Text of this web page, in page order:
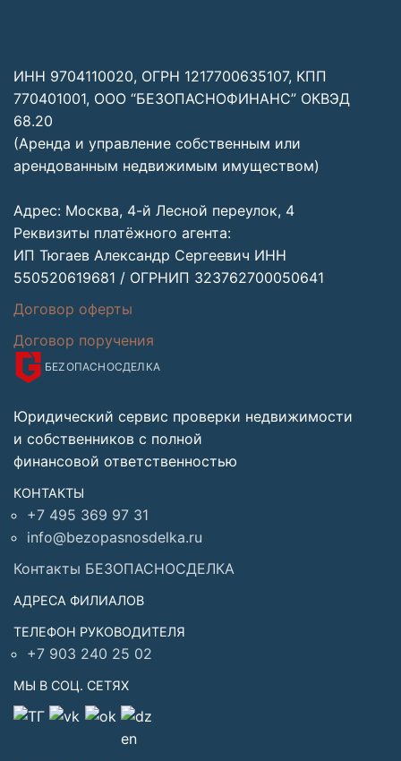
БЕZОПАСНОСДЕЛКА
Юридический сервис проверки недвижимости
и собственников с полной
финансовой ответственностью
КОНТАКТЫ
+7 495 369 97 31
info@bezopasnosdelka.ru
Контакты БЕЗОПАСНОСДЕЛКА
АДРЕСА ФИЛИАЛОВ
ТЕЛЕФОН РУКОВОДИТЕЛЯ
+7 903 240 25 02
МЫ В СОЦ. СЕТЯХ
ИНН 9704110020, ОГРН 1217700635107, КПП
770401001, ООО “БЕЗОПАСНОФИНАНС” ОКВЭД
68.20
(Аренда и управление собственным или
арендованным недвижимым имуществом)
Адрес: Москва, 4-й Лесной переулок, 4
Реквизиты платёжного агента:
ИП Тюгаев Александр Сергеевич ИНН
550520619681 / ОГРНИП 323762700050641
Договор оферты
Договор поручения